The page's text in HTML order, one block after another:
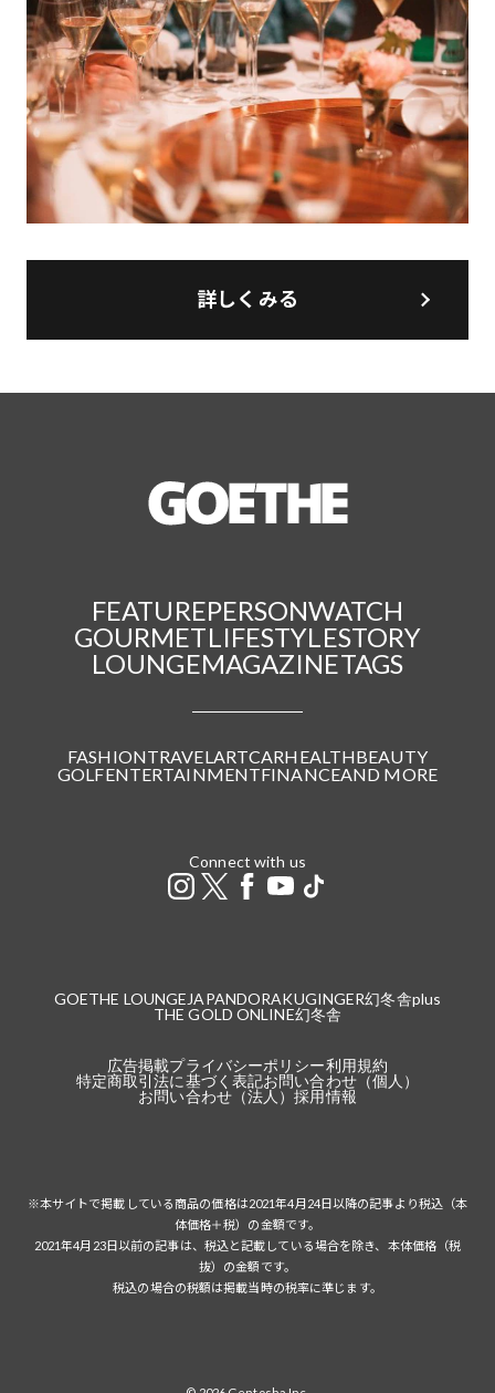
詳しくみる
FEATUREPERSONWATCH
GOURMETLIFESTYLESTORY
LOUNGEMAGAZINETAGS
FASHIONTRAVELARTCARHEALTHBEAUTY
GOLFENTERTAINMENTFINANCEAND MORE
Connect with us
GOETHE LOUNGE JAPANDORAKUGINGER幻冬舎plus
THE GOLD ONLINE幻冬舎
広告掲載プライバシーポリシー利用規約
特定商取引法に基づく表記お問い合わせ（個人）
お問い合わせ（法人）採用情報
※本サイトで掲載している商品の価格は2021年4月24日以降の記事より税込（本
体価格＋税）の金額です。
2021年4月23日以前の記事は、税込と記載している場合を除き、本体価格（税
抜）の金額です。
税込の場合の税額は掲載当時の税率に準じます。